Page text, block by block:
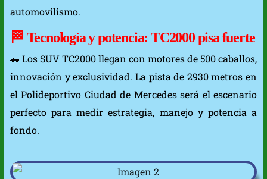
automovilismo.
🏁 Tecnología y potencia: TC2000 pisa fuerte
🚗 Los SUV TC2000 llegan con motores de 500 caballos,
innovación y exclusividad. La pista de 2930 metros en
el Polideportivo Ciudad de Mercedes será el escenario
perfecto para medir estrategia, manejo y potencia a
fondo.